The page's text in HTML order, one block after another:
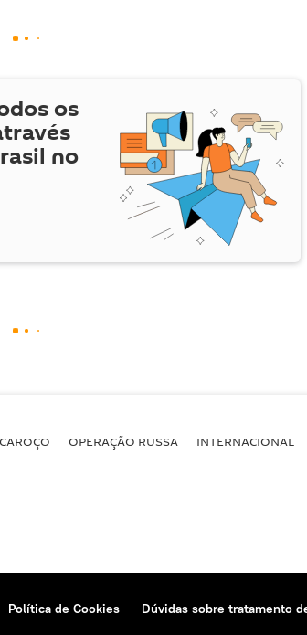
os
no
OPERAÇÃO RUSSA INTERNACIONAL
Política de Cookies Dúvidas sobre tratamento